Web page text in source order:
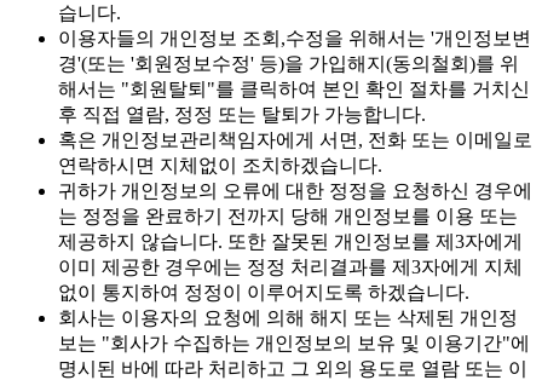
습니다.
이용자들의 개인정보 조회,수정을 위해서는 '개인정보변
경'(또는 '회원정보수정' 등)을 가입해지(동의철회)를 위
해서는 "회원탈퇴"를 클릭하여 본인 확인 절차를 거치신
후 직접 열람, 정정 또는 탈퇴가 가능합니다.
혹은 개인정보관리책임자에게 서면, 전화 또는 이메일로
연락하시면 지체없이 조치하겠습니다.
귀하가 개인정보의 오류에 대한 정정을 요청하신 경우에
는 정정을 완료하기 전까지 당해 개인정보를 이용 또는
제공하지 않습니다. 또한 잘못된 개인정보를 제3자에게
이미 제공한 경우에는 정정 처리결과를 제3자에게 지체
없이 통지하여 정정이 이루어지도록 하겠습니다.
회사는 이용자의 요청에 의해 해지 또는 삭제된 개인정
보는 "회사가 수집하는 개인정보의 보유 및 이용기간"에
명시된 바에 따라 처리하고 그 외의 용도로 열람 또는 이